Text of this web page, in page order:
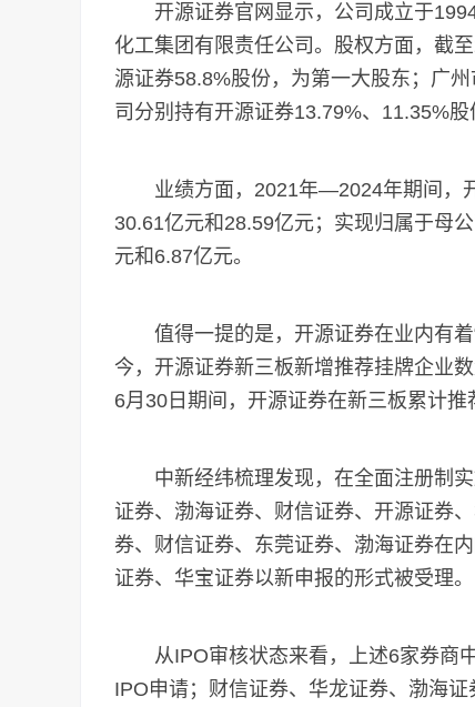
开源证券官网显示，公司成立于1994
化工集团有限责任公司。股权方面，截
源证券58.8%股份，为第一大股东；广
司分别持有开源证券13.79%、11.35%股
业绩方面，2021年—2024年期间，开
30.61亿元和28.59亿元；实现归属于母
元和6.87亿元。
值得一提的是，开源证券在业内有着
今，开源证券新三板新增推荐挂牌企业
6月30日期间，开源证券在新三板累计推
中新经纬梳理发现，在全面注册制实
证券、渤海证券、财信证券、开源证券
券、财信证券、东莞证券、渤海证券在
证券、华宝证券以新申报的形式被受理。
从IPO审核状态来看，上述6家券商中
IPO申请；财信证券、华龙证券、渤海